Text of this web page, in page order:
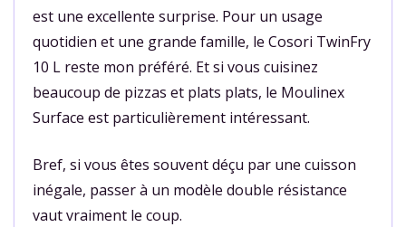
est une excellente surprise. Pour un usage
quotidien et une grande famille, le Cosori TwinFry
10 L reste mon préféré. Et si vous cuisinez
beaucoup de pizzas et plats plats, le Moulinex
Surface est particulièrement intéressant.
Bref, si vous êtes souvent déçu par une cuisson
inégale, passer à un modèle double résistance
vaut vraiment le coup.